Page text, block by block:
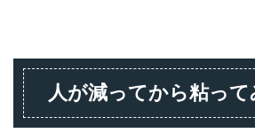
人が減ってから粘って